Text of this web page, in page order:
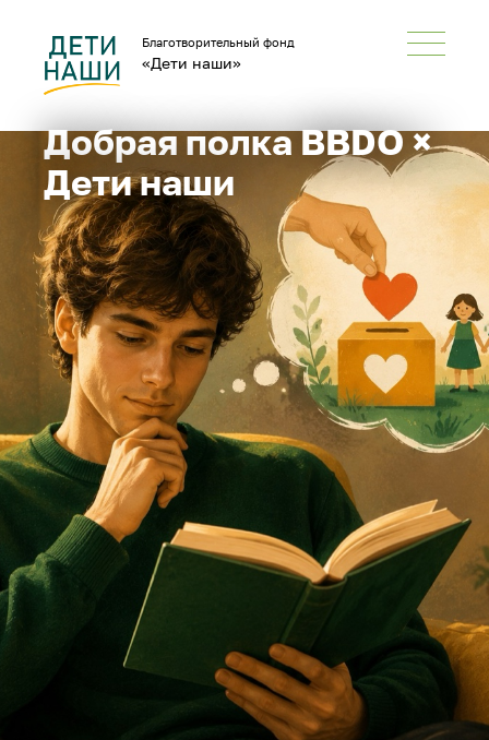
Благотворительный фонд
«Дети наши»
Добрая полка BBDO ×
Дети наши